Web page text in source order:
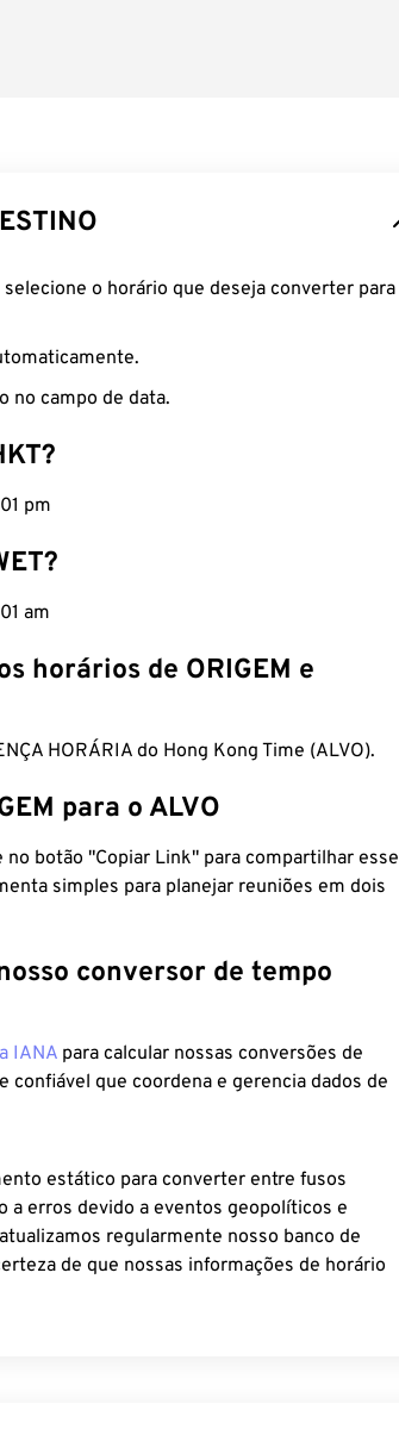
o horário que deseja converter para
no campo de data.
pm
am
horários de ORIGEM e
HORÁRIA do Hong Kong Time (ALVO).
para o ALVO
botão "Copiar Link" para compartilhar esse
simples para planejar reuniões em dois
conversor de tempo
IANA para calcular nossas conversões de
confiável que coordena e gerencia dados de
estático para converter entre fusos
erros devido a eventos geopolíticos e
regularmente nosso banco de
de que nossas informações de horário